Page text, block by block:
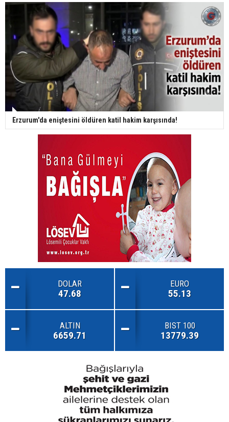
Erzurum'da eniştesini öldüren katil hakim karşısında!
DOLAR
47.68
EURO
55.13
ALTIN
6659.71
BIST 100
13779.39